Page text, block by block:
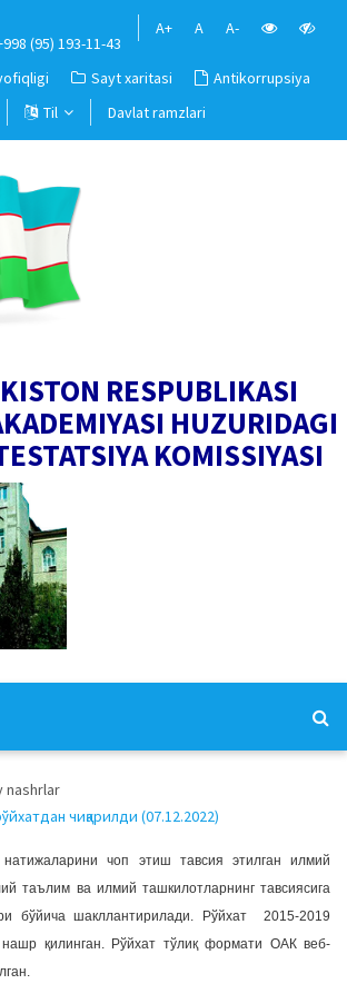
(95) 193-11-43
A+ A A-
Sayt xaritasi
Antikorrupsiya
Til
Davlat ramzlari
RESPUBLIKASI
HUZURIDAGI
KOMISSIYASI
nashrlar
чиқарилди (07.12.2022)
натижаларини чоп этиш тавсия этилган илмий
таълим ва илмий ташкилотларнинг тавсиясига
бўйича шакллантирилади. Рўйхат 2015-2019
қилинган. Рўйхат тўлиқ формати ОАК веб-